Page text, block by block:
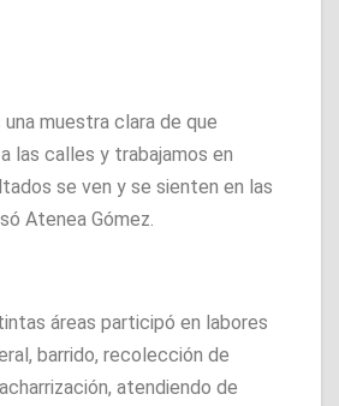
una muestra clara de que
las calles y trabajamos en
se ven y se sienten en las
Atenea Gómez.
áreas participó en labores
barrido, recolección de
atendiendo de